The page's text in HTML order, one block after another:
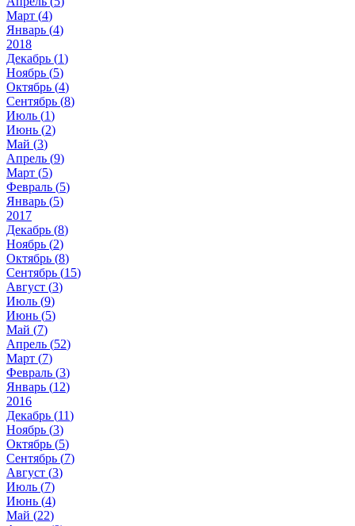
Март (4)
Январь (4)
2018
Декабрь (1)
Ноябрь (5)
Октябрь (4)
Сентябрь (8)
Июль (1)
Июнь (2)
Май (3)
Апрель (9)
Март (5)
Февраль (5)
Январь (5)
2017
Декабрь (8)
Ноябрь (2)
Октябрь (8)
Сентябрь (15)
Август (3)
Июль (9)
Июнь (5)
Май (7)
Апрель (52)
Март (7)
Февраль (3)
Январь (12)
2016
Декабрь (11)
Ноябрь (3)
Октябрь (5)
Сентябрь (7)
Август (3)
Июль (7)
Июнь (4)
Май (22)